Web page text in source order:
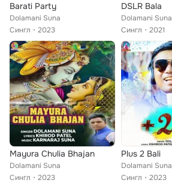
Barati Party
Dolamani Suna
Сингл
2023
DSLR Bala
Dolamani Suna
Сингл
2021
Mayura Chulia Bhajan
Dolamani Suna
Сингл
2023
Plus 2 Bali
Dolamani Suna
Сингл
2023